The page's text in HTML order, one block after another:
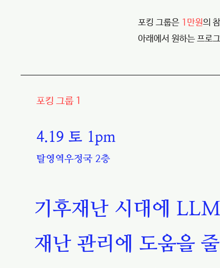
포킹 그룹은 1만원의
아래에서 원하는 프로
포킹 그룹 1
4.19 토 1pm
탈영역우정국 2층
기후재난 시대에
재난 관리에 도움을